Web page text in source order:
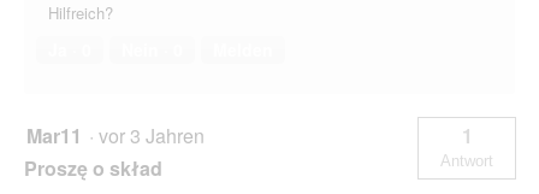
Hilfreich?
Mar11 · vor 3 Jahren
Proszę o skład
1
Antwort